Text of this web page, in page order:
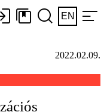
EN
2022.02.09.